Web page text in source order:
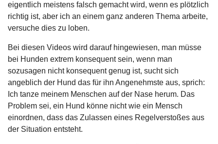
eigentlich meistens falsch gemacht wird, wenn es plötzlich
richtig ist, aber ich an einem ganz anderen Thema arbeite,
versuche dies zu loben.
Bei diesen Videos wird darauf hingewiesen, man müsse
bei Hunden extrem konsequent sein, wenn man
sozusagen nicht konsequent genug ist, sucht sich
angeblich der Hund das für ihn Angenehmste aus, sprich:
Ich tanze meinem Menschen auf der Nase herum. Das
Problem sei, ein Hund könne nicht wie ein Mensch
einordnen, dass das Zulassen eines Regelverstoßes aus
der Situation entsteht.